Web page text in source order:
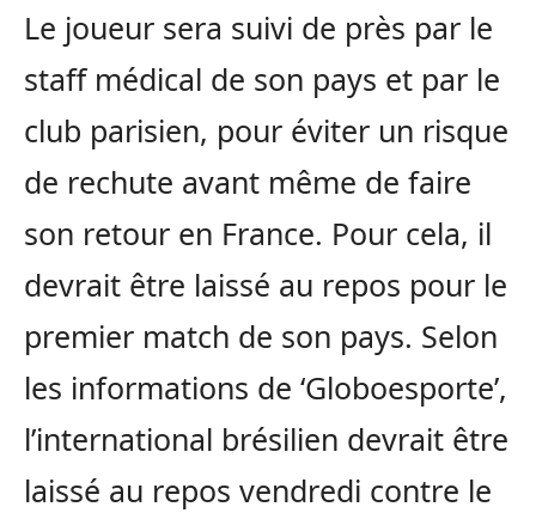
Le joueur sera suivi de près par le
staff médical de son pays et par le
club parisien, pour éviter un risque
de rechute avant même de faire
son retour en France. Pour cela, il
devrait être laissé au repos pour le
premier match de son pays. Selon
les informations de ‘Globoesporte’,
l’international brésilien devrait être
laissé au repos vendredi contre le